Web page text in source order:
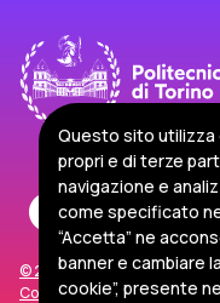
© 2026 Politecnico di Torino
Corso Duca degli Abruzzi,
Questo sito utilizza
propri e di terze
navigazione e
come specificato
“Accetta” ne
banner e cambiare
cookie”, presente